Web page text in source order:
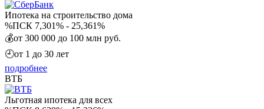
Ипотека на строительство дома
%ПСК 7,301% - 25,361%
💰от 300 000 до 100 млн руб.
🕘от 1 до 30 лет
подробнее
ВТБ
Льготная ипотека для всех